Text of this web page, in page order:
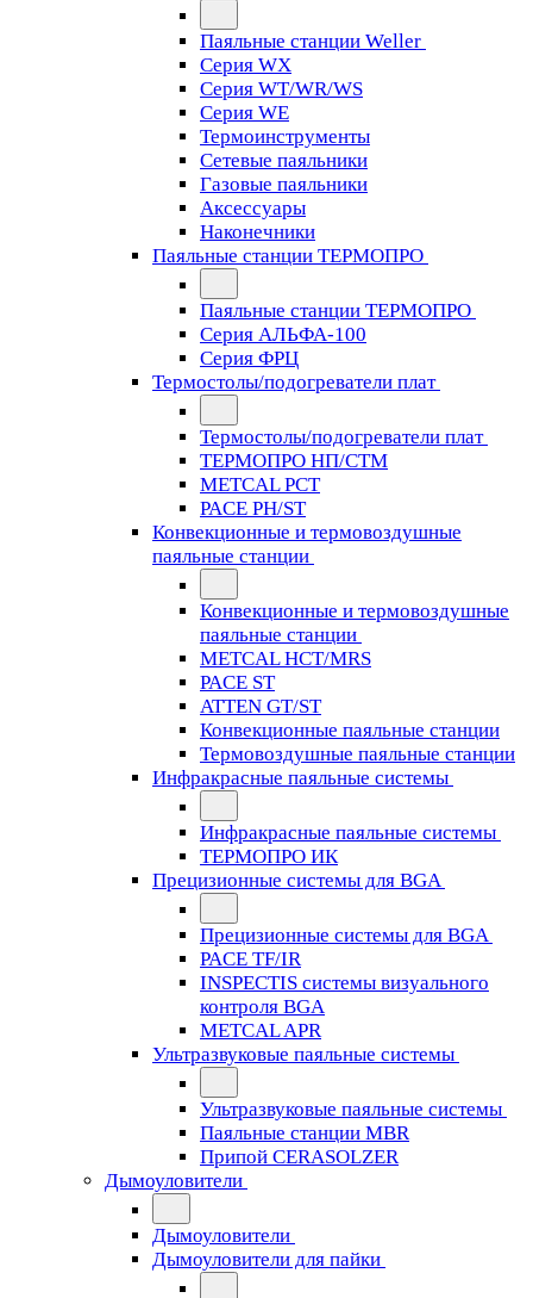
Паяльные станции Weller
Серия WX
Серия WT/WR/WS
Серия WE
Термоинструменты
Сетевые паяльники
Газовые паяльники
Аксессуары
Наконечники
Паяльные станции ТЕРМОПРО
Паяльные станции ТЕРМОПРО
Серия АЛЬФА-100
Серия ФРЦ
Термостолы/подогреватели плат
Термостолы/подогреватели плат
ТЕРМОПРО НП/СТМ
METCAL PCT
PACE PH/ST
Конвекционные и термовоздушные
паяльные станции
Конвекционные и термовоздушные
паяльные станции
METCAL HCT/MRS
PACE ST
ATTEN GT/ST
Конвекционные паяльные станции
Термовоздушные паяльные станции
Инфракрасные паяльные системы
Инфракрасные паяльные системы
ТЕРМОПРО ИК
Прецизионные системы для BGA
Прецизионные системы для BGA
PACE TF/IR
INSPECTIS системы визуального
контроля BGA
METCAL APR
Ультразвуковые паяльные системы
Ультразвуковые паяльные системы
Паяльные станции MBR
Припой CERASOLZER
Дымоуловители
Дымоуловители
Дымоуловители для пайки